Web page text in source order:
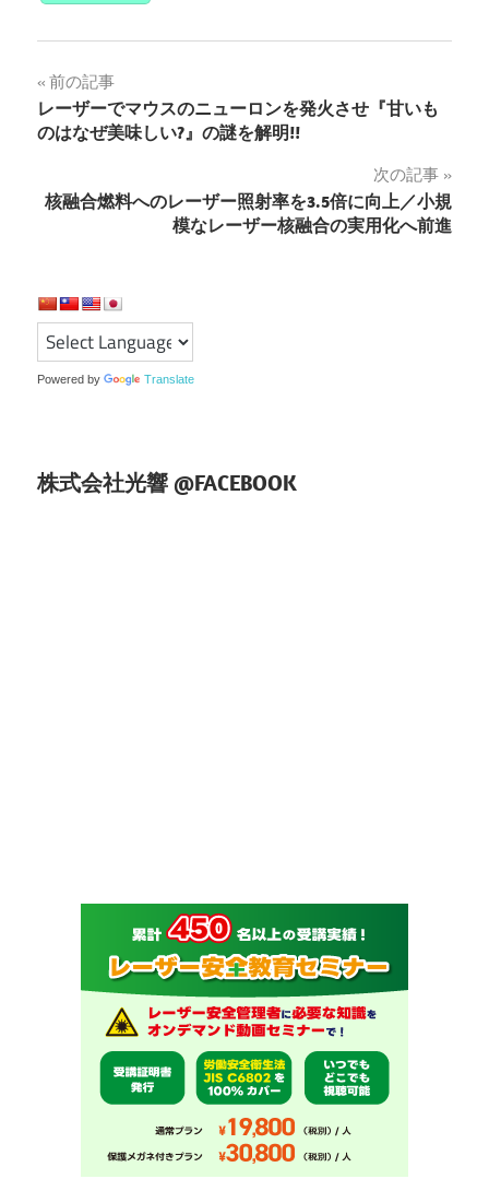
投
稿
ビ
ー
シ
ョ
前の記事
レーザーでマウスのニューロンを発火させ『甘いも
のはなぜ美味しい?』の謎を解明!!
次の記事
核融合燃料へのレーザー照射率を3.5倍に向上／小規
模なレーザー核融合の実用化へ前進
Powered by Translate
株式会社光響 @FACEBOOK